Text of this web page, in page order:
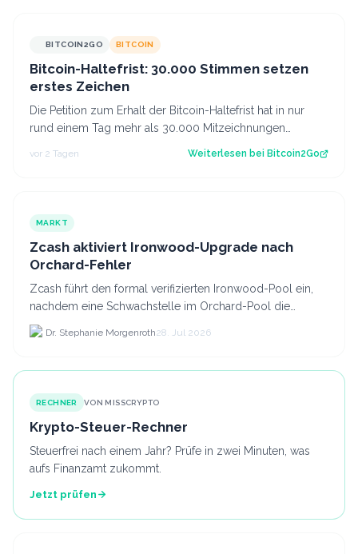
BITCOIN2GO BITCOIN
Bitcoin-Haltefrist: 30.000 Stimmen setzen
erstes Zeichen
Die Petition zum Erhalt der Bitcoin-Haltefrist hat in nur
rund einem Tag mehr als 30.000 Mitzeichnungen
vor 2 Tagen Weiterlesen bei Bitcoin2Go
MARKT
Zcash aktiviert Ironwood-Upgrade nach
Orchard-Fehler
Zcash führt den formal verifizierten Ironwood-Pool ein,
nachdem eine Schwachstelle im Orchard-Pool die
Erstellung gefälschter ZEC-Token ermöglichte.
Dr. Stephanie Morgenroth28. Jul 2026
RECHNER VON MISSCRYPTO
Krypto-Steuer-Rechner
Steuerfrei nach einem Jahr? Prüfe in zwei Minuten, was
aufs Finanzamt zukommt.
Jetzt prüfen